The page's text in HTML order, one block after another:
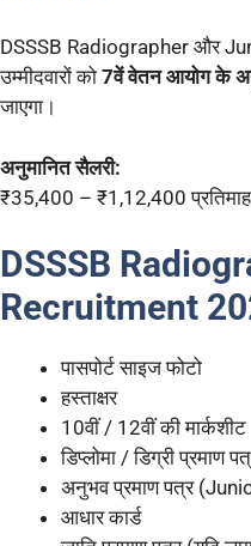
DSSSB Radiographer और
उम्मीदवारों को 7वें वेतन आयोग के
जाएगा।
अनुमानित सैलरी:
₹35,400 – ₹1,12,400 प्रतिमाह
DSSSB
Recruitment
पासपोर्ट साइज फोटो
हस्ताक्षर
10वीं / 12वीं की मार्कशीट
डिप्लोमा / डिग्री प्रमाण
अनुभव प्रमाण पत्र
आधार कार्ड